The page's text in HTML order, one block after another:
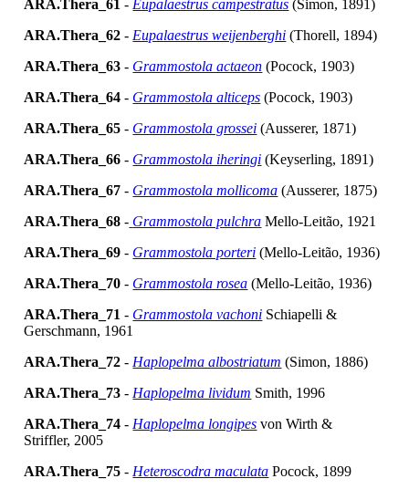
ARA.Thera_61 - Eupalaestrus campestratus (Simon, 1891)
ARA.Thera_62 - Eupalaestrus weijenberghi (Thorell, 1894)
ARA.Thera_63 - Grammostola actaeon (Pocock, 1903)
ARA.Thera_64 - Grammostola alticeps (Pocock, 1903)
ARA.Thera_65 - Grammostola grossei (Ausserer, 1871)
ARA.Thera_66 - Grammostola iheringi (Keyserling, 1891)
ARA.Thera_67 - Grammostola mollicoma (Ausserer, 1875)
ARA.Thera_68 - Grammostola pulchra Mello-Leitão, 1921
ARA.Thera_69 - Grammostola porteri (Mello-Leitão, 1936)
ARA.Thera_70 - Grammostola rosea (Mello-Leitão, 1936)
ARA.Thera_71 - Grammostola vachoni Schiapelli &
Gerschmann, 1961
ARA.Thera_72 - Haplopelma albostriatum (Simon, 1886)
ARA.Thera_73 - Haplopelma lividum Smith, 1996
ARA.Thera_74 - Haplopelma longipes von Wirth &
Striffler, 2005
ARA.Thera_75 - Heteroscodra maculata Pocock, 1899